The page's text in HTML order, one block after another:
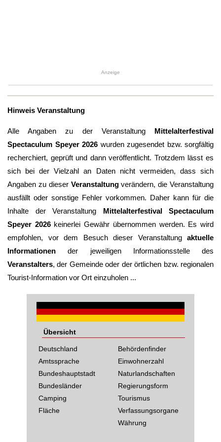
Anzeige
Hinweis Veranstaltung
Alle Angaben zu der Veranstaltung Mittelalterfestival
Spectaculum Speyer 2026 wurden zugesendet bzw. sorgfältig
recherchiert, geprüft und dann veröffentlicht. Trotzdem lässt es
sich bei der Vielzahl an Daten nicht vermeiden, dass sich
Angaben zu dieser Veranstaltungverändern, die Veranstaltung
ausfällt oder sonstige Fehler vorkommen. Daher kann für die
Inhalte der Veranstaltung Mittelalterfestival Spectaculum
Speyer 2026keinerlei Gewähr übernommen werden. Es wird
empfohlen, vor dem Besuch dieser Veranstaltung aktuelle
Informationen der jeweiligen Informationsstelle des
Veranstalters, der Gemeinde oder der örtlichen bzw. regionalen
Tourist-Information vor Ort einzuholen ...
Übersicht
Deutschland
Amtssprache
Bundeshauptstadt
Bundesländer
Camping
Fläche
Behördenfinder
Einwohnerzahl
Naturlandschaften
Regierungsform
Tourismus
Verfassungsorgane
Währung